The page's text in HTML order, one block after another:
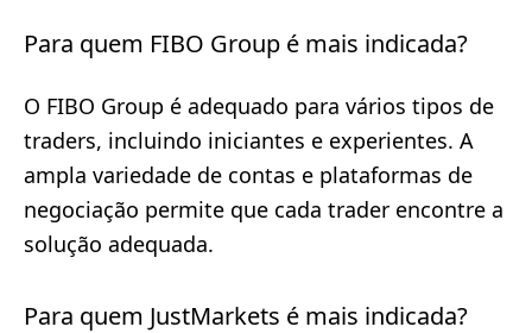
Para quem FIBO Group é mais indicada?
O FIBO Group é adequado para vários tipos de
traders, incluindo iniciantes e experientes. A
ampla variedade de contas e plataformas de
negociação permite que cada trader encontre a
solução adequada.
Para quem JustMarkets é mais indicada?